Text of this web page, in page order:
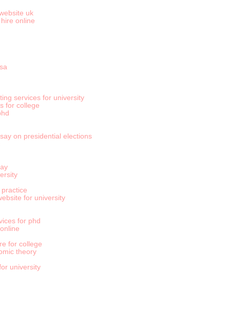
uk
online
services for university
for college
on presidential elections
for university
for phd
for college
theory
university